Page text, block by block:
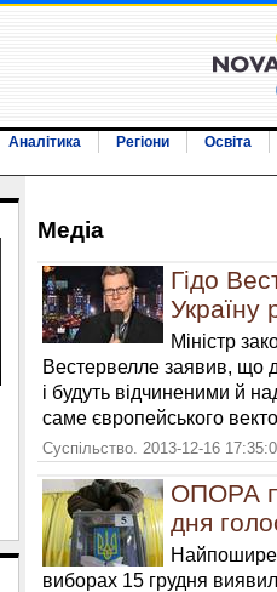
Аналітика Регіони
Освіта
Медiа
Гідо
Україну
Міністр
Вестервелле заявив, що
і будуть відчиненими й
саме європейського
Суспільство. 2013-12-16
ОПОРА
дня
виборах 15 грудня